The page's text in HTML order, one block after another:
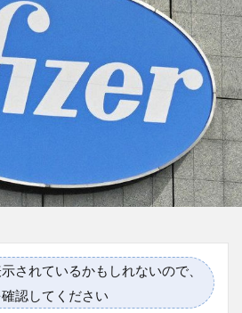
されているかもしれないので、
確認してください